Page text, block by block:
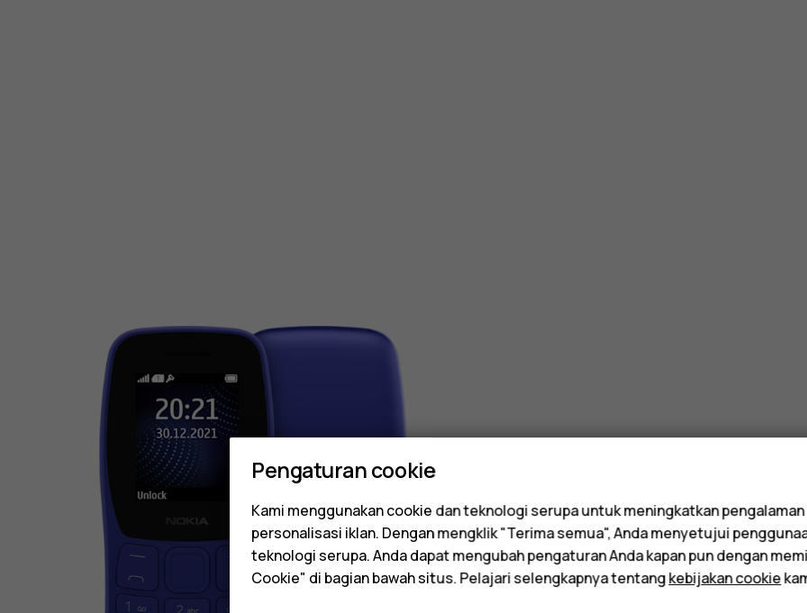
Pengaturan cookie
Kami menggunakan cookie dan teknologi serupa untuk meningkatkan
personalisasi iklan. Dengan mengklik "Terima semua", Anda menyetujui
teknologi serupa. Anda dapat mengubah pengaturan Anda kapan pun dengan
Cookie" di bagian bawah situs. Pelajari selengkapnya tentangkebijakan cookie